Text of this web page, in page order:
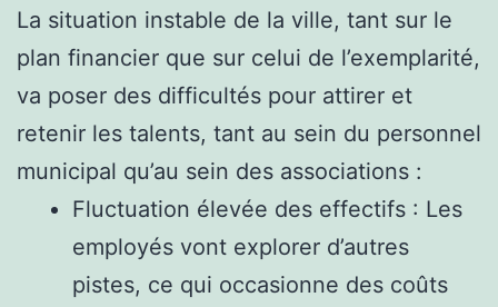
La situation instable de la ville, tant sur le
plan financier que sur celui de l’exemplarité,
va poser des difficultés pour attirer et
retenir les talents, tant au sein du personnel
municipal qu’au sein des associations :
Fluctuation élevée des effectifs : Les
employés vont explorer d’autres
pistes, ce qui occasionne des coûts